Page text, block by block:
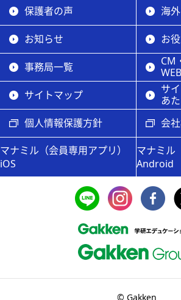
保護者の声 海
お知らせ お
事務局一覧
CM
サイトマップ
サ
あ
個人情報保護方針
会
マナミル（会員専用アプリ）
iOS
マナミル
Android
© Gakken